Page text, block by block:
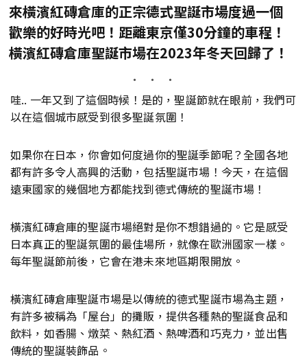
來橫濱紅磚倉庫的正宗德式聖誕市場度過一個
歡樂的好時光吧！距離東京僅30分鐘的車程！
橫濱紅磚倉庫聖誕市場在2023年冬天回歸了！
哇.. 一年又到了這個時候！是的，聖誕節就在眼前，我們可
以在這個城市感受到很多聖誕氛圍！
如果你在日本，你會如何度過你的聖誕季節呢？全國各地
都有許多令人高興的活動，包括聖誕市場！今天，在這個
遠東國家的幾個地方都能找到德式傳統的聖誕市場！
橫濱紅磚倉庫的聖誕市場絕對是你不想錯過的。它是感受
日本真正的聖誕氛圍的最佳場所，就像在歐洲國家一樣。
每年聖誕節前後，它會在港未來地區期限開放。
橫濱紅磚倉庫聖誕市場是以傳統的德式聖誕市場為主題，
有許多被稱為「屋台」的攤販，提供各種熱的聖誕食品和
飲料，如香腸、燉菜、熱紅酒、熱啤酒和巧克力，並出售
傳統的聖誕裝飾品。